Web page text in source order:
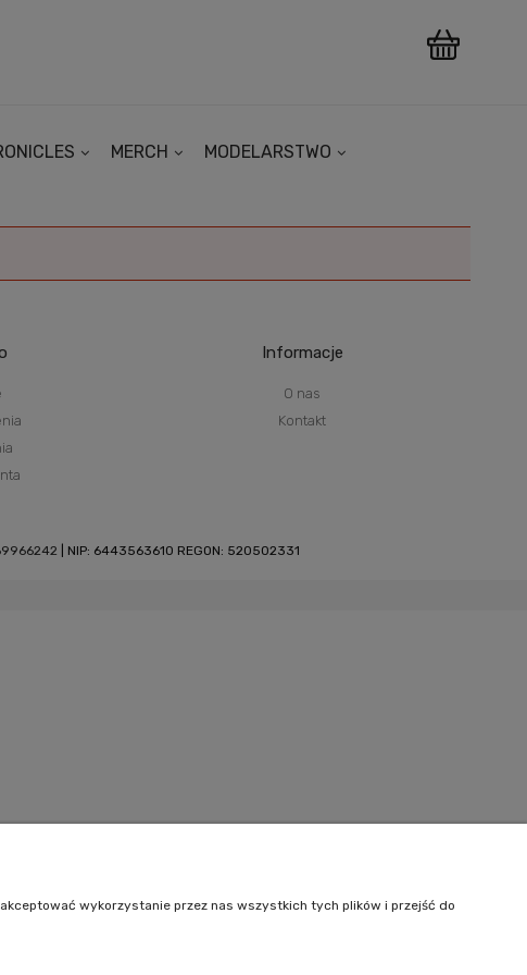
MERCH MODELARSTWO
Informacje
O nas
Kontakt
| NIP: 6443563610 REGON: 520502331
wykorzystanie przez nas wszystkich tych plików i przejść do